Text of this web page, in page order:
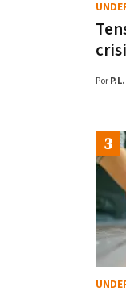
Por P.L.